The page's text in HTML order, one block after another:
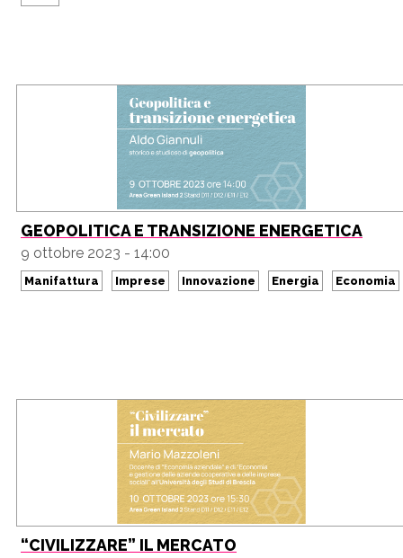
GEOPOLITICA E TRANSIZIONE ENERGETICA
9 ottobre 2023 - 14:00
Manifattura Imprese Innovazione Energia Economia
“CIVILIZZARE” IL MERCATO